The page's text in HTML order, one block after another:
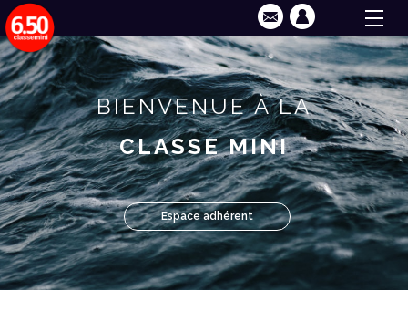
BIENVENUE À LA
CLASSE MINI
Espace adhérent